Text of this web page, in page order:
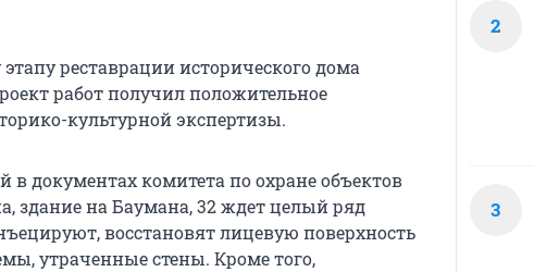
реставрации исторического дома
работ получил положительное
культурной экспертизы.
документах комитета по охране объектов
здание на Баумана, 32 ждет целый ряд
восстановят лицевую поверхность
утраченные стены. Кроме того,
2
3